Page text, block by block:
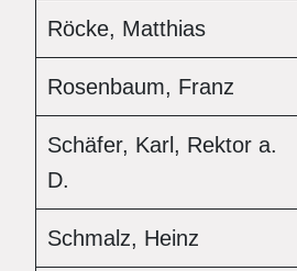
Röcke, Matthias
Rosenbaum, Franz
Schäfer, Karl, Rektor a.
D.
Schmalz, Heinz